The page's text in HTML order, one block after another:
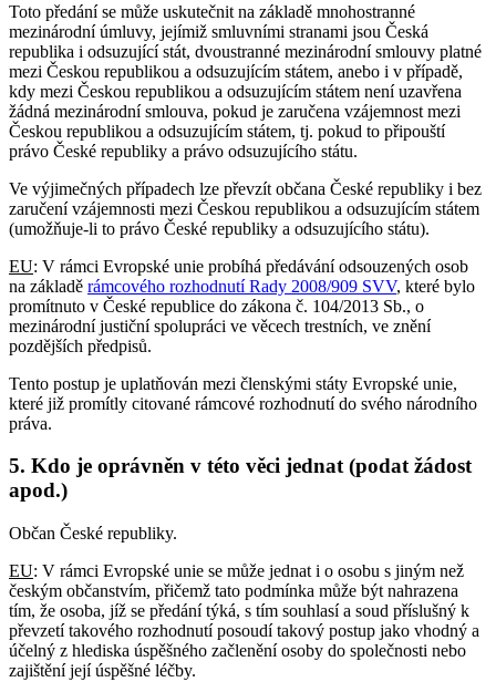
Toto předání se může uskutečnit na základě mnohostranné
mezinárodní úmluvy, jejímiž smluvními stranami jsou Česká
republika i odsuzující stát, dvoustranné mezinárodní smlouvy platné
mezi Českou republikou a odsuzujícím státem, anebo i v případě,
kdy mezi Českou republikou a odsuzujícím státem není uzavřena
žádná mezinárodní smlouva, pokud je zaručena vzájemnost mezi
Českou republikou a odsuzujícím státem, tj. pokud to připouští
právo České republiky a právo odsuzujícího státu.
Ve výjimečných případech lze převzít občana České republiky i bez
zaručení vzájemnosti mezi Českou republikou a odsuzujícím státem
(umožňuje-li to právo České republiky a odsuzujícího státu).
EU: V rámci Evropské unie probíhá předávání odsouzených osob
na základě rámcového rozhodnutí Rady 2008/909 SVV, které bylo
promítnuto v České republice do zákona č. 104/2013 Sb., o
mezinárodní justiční spolupráci ve věcech trestních, ve znění
pozdějších předpisů.
Tento postup je uplatňován mezi členskými státy Evropské unie,
které již promítly citované rámcové rozhodnutí do svého národního
práva.
5. Kdo je oprávněn v této věci jednat (podat žádost
apod.)
Občan České republiky.
EU: V rámci Evropské unie se může jednat i o osobu s jiným než
českým občanstvím, přičemž tato podmínka může být nahrazena
tím, že osoba, jíž se předání týká, s tím souhlasí a soud příslušný k
převzetí takového rozhodnutí posoudí takový postup jako vhodný a
účelný z hlediska úspěšného začlenění osoby do společnosti nebo
zajištění její úspěšné léčby.